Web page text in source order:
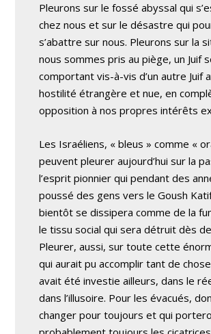
Pleurons sur le fossé abyssal qui
chez nous et sur le désastre qui
s’abattre sur nous. Pleurons sur la
nous sommes pris au piège, un Juif
comportant vis-à-vis d’un autre Juif
hostilité étrangère et nue, en
opposition à nos propres intérêts
Les Israéliens, « bleus » comme «
peuvent pleurer aujourd’hui sur la
l’esprit pionnier qui pendant des
poussé des gens vers le Goush
bientôt se dissipera comme de la
le tissu social qui sera détruit dès
Pleurer, aussi, sur toute cette
qui aurait pu accomplir tant de
avait été investie ailleurs, dans le
dans l’illusoire. Pour les évacués,
changer pour toujours et qui